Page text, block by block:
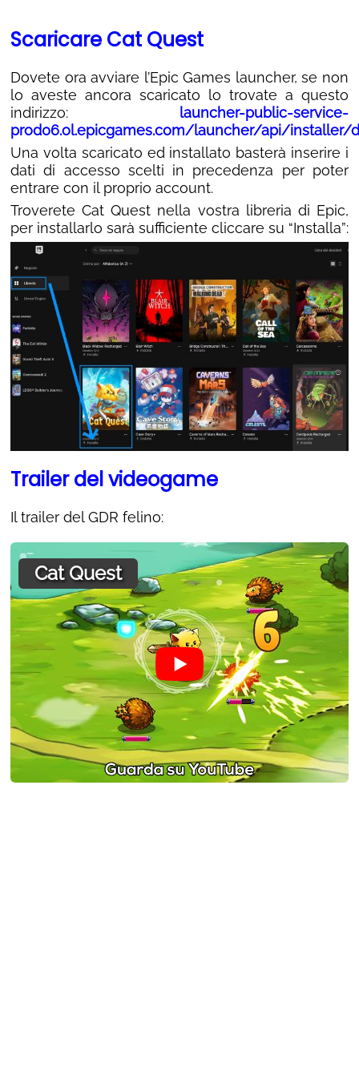
Scaricare Cat Quest
Dovete ora avviare l’Epic Games launcher, se non
lo aveste ancora scaricato lo trovate a questo
indirizzo: launcher-public-service-
prod06.ol.epicgames.com/launcher/api/installer/
Una volta scaricato ed installato basterà inserire i
dati di accesso scelti in precedenza per poter
entrare con il proprio account.
Troverete Cat Quest nella vostra libreria di Epic,
per installarlo sarà sufficiente cliccare su “Installa”:
Trailer del videogame
Il trailer del GDR felino:
Cat Quest